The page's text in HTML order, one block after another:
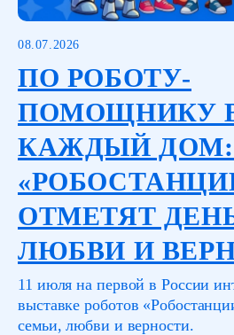
08.07.2026
ПО РОБОТУ-
ПОМОЩНИКУ
КАЖДЫЙ
ОТМЕТЯТ
ЛЮБВИ И
11 июля на первой в России
выставке роботов
семьи, любви и верности.